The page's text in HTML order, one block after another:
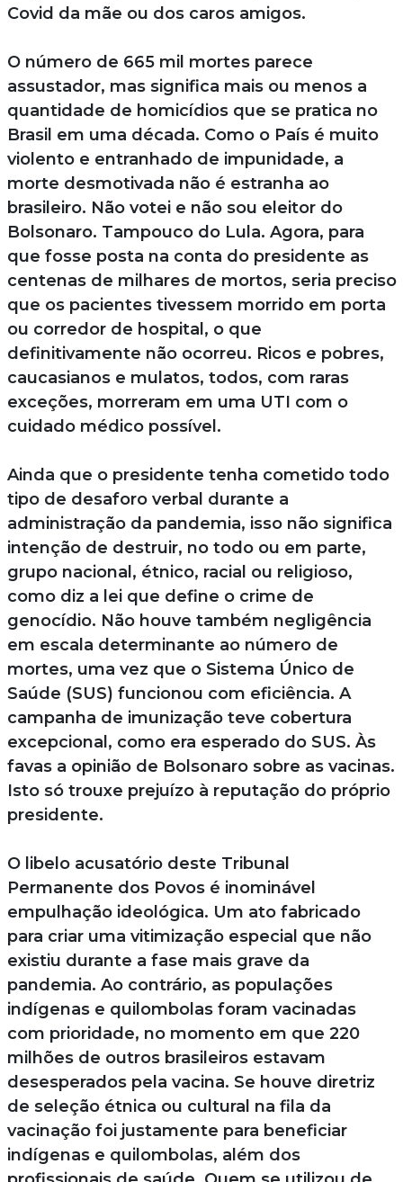
Covid da mãe ou dos caros amigos.
O número de 665 mil mortes parece
assustador, mas significa mais ou menos a
quantidade de homicídios que se pratica no
Brasil em uma década. Como o País é muito
violento e entranhado de impunidade, a
morte desmotivada não é estranha ao
brasileiro. Não votei e não sou eleitor do
Bolsonaro. Tampouco do Lula. Agora, para
que fosse posta na conta do presidente as
centenas de milhares de mortos, seria preciso
que os pacientes tivessem morrido em porta
ou corredor de hospital, o que
definitivamente não ocorreu. Ricos e pobres,
caucasianos e mulatos, todos, com raras
exceções, morreram em uma UTI com o
cuidado médico possível.
Ainda que o presidente tenha cometido todo
tipo de desaforo verbal durante a
administração da pandemia, isso não significa
intenção de destruir, no todo ou em parte,
grupo nacional, étnico, racial ou religioso,
como diz a lei que define o crime de
genocídio. Não houve também negligência
em escala determinante ao número de
mortes, uma vez que o Sistema Único de
Saúde (SUS) funcionou com eficiência. A
campanha de imunização teve cobertura
excepcional, como era esperado do SUS. Às
favas a opinião de Bolsonaro sobre as vacinas.
Isto só trouxe prejuízo à reputação do próprio
presidente.
O libelo acusatório deste Tribunal
Permanente dos Povos é inominável
empulhação ideológica. Um ato fabricado
para criar uma vitimização especial que não
existiu durante a fase mais grave da
pandemia. Ao contrário, as populações
indígenas e quilombolas foram vacinadas
com prioridade, no momento em que 220
milhões de outros brasileiros estavam
desesperados pela vacina. Se houve diretriz
de seleção étnica ou cultural na fila da
vacinação foi justamente para beneficiar
indígenas e quilombolas, além dos